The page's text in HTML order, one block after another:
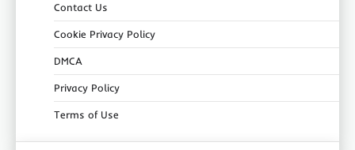
Contact Us
Cookie Privacy Policy
DMCA
Privacy Policy
Terms of Use